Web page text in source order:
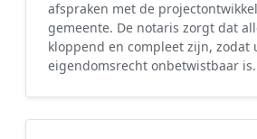
afspraken met de
gemeente. De notaris zorgt dat
kloppend en compleet zijn, zodat
eigendomsrecht onbetwistbaar is.